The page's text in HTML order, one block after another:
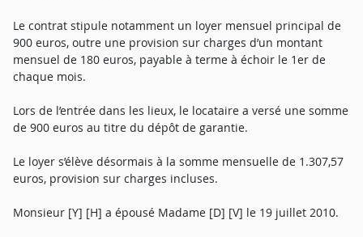
Le contrat stipule notamment un loyer mensuel principal de
900 euros, outre une provision sur charges d’un montant
mensuel de 180 euros, payable à terme à échoir le 1er de
chaque mois.
Lors de l’entrée dans les lieux, le locataire a versé une somme
de 900 euros au titre du dépôt de garantie.
Le loyer s’élève désormais à la somme mensuelle de 1.307,57
euros, provision sur charges incluses.
Monsieur [Y] [H] a épousé Madame [D] [V] le 19 juillet 2010.